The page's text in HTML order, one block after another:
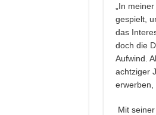
„In
gespielt,
das
doch die
Aufwind.
achtziger
erwerben,
Mit